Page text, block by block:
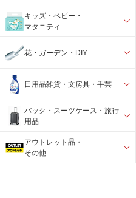
キッズ・ベビー・
マタニティ
花・ガーデン・DIY
日用品雑貨・文房具・手芸
バック・スーツケース・旅行
用品
アウトレット品・
その他